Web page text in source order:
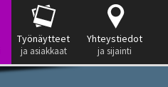
Työnäytteet
ja asiakkaat
Yhteystiedot
ja sijainti